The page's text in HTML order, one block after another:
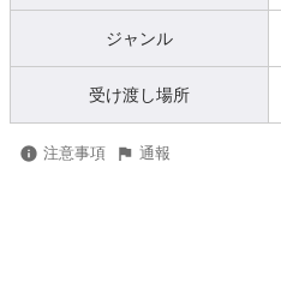
ジャンル
受け渡し場所
注意事項 通報